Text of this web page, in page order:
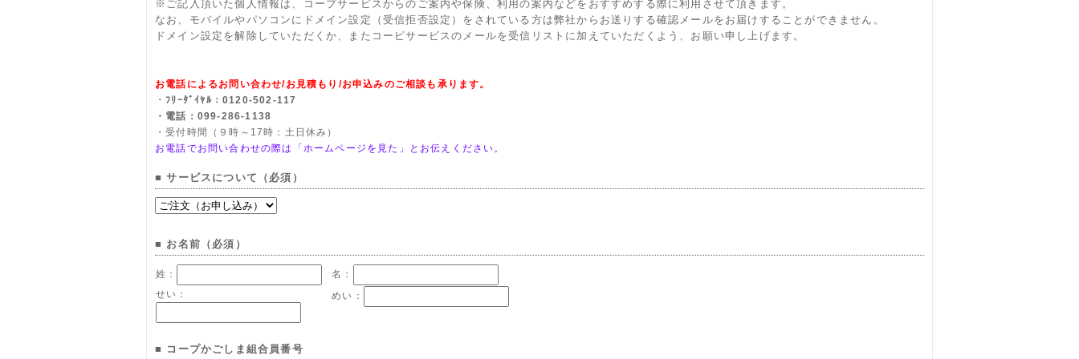
※ご記入頂いた個人情報は、コープサービスからのご案内や保険、利用の案内などをおすすめする際に利用させて頂きます。
なお、モバイルやパソコンにドメイン設定（受信拒否設定）をされている方は弊社からお送りする確認メールをお届けすることができません。
ドメイン設定を解除していただくか、またコーピサービスのメールを受信リストに加えていただくよう、お願い申し上げます。
お電話によるお問い合わせ/お見積もり/お申込みのご相談も承ります。
・ﾌﾘｰﾀﾞｲﾔﾙ：0120-502-117
・電話：099-286-1138
・受付時間（９時～17時：土日休み）
お電話でお問い合わせの際は「ホームページを見た」とお伝えください。
■ サービスについて（必須）
■ お名前（必須）
姓：
名：
せい：
めい：
■ コープかごしま組合員番号